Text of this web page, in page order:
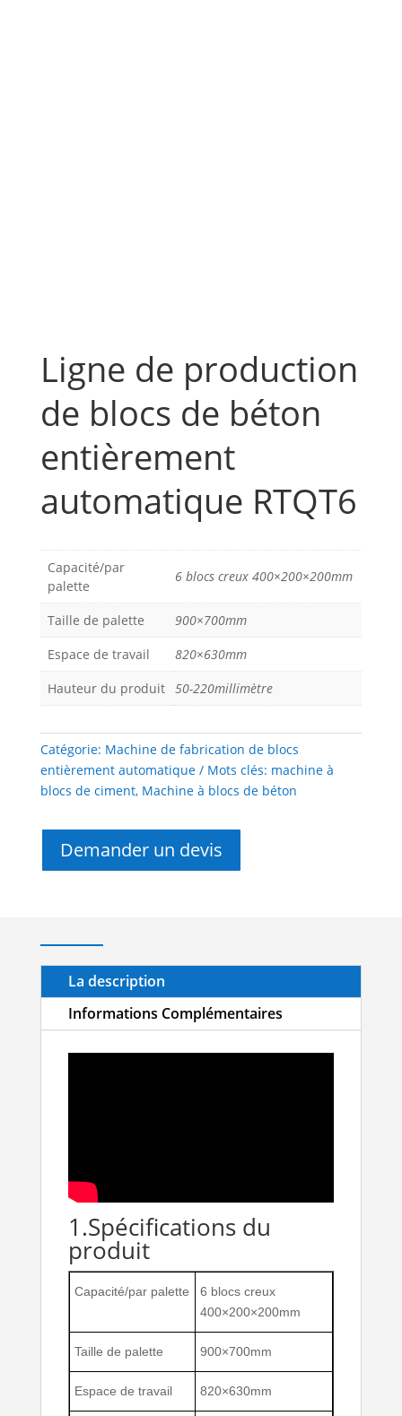
Ligne de production
de blocs de béton
entièrement
automatique RTQT6
Capacité/par
palette
6 blocs creux 400×200×200mm
Taille de palette
900×700mm
Espace de travail
820×630mm
Hauteur du produit 50-220millimètre
Catégorie: Machine de fabrication de blocs
entièrement automatique
Mots clés: machine à
blocs de ciment, Machine à blocs de béton
Demander un devis
La description
Informations Complémentaires
1.Spécifications du
produit
Capacité/par palette
6 blocs creux
400×200×200mm
Taille de palette 900×700mm
Espace de travail 820×630mm